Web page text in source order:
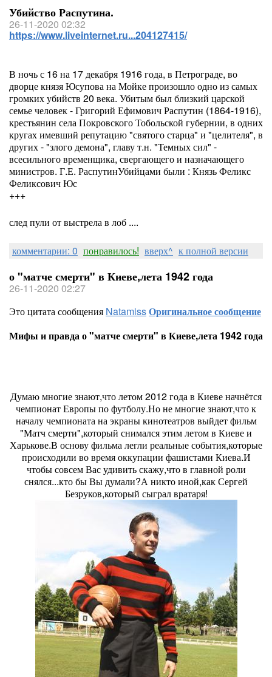
Убийство Распутина.
26-11-2020 02:32
https://www.liveinternet.ru...204127415/
В ночь с 16 на 17 декабря 1916 года, в Петрограде, во
дворце князя Юсупова на Мойке произошло одно из самых
громких убийств 20 века. Убитым был близкий царской
семье человек - Григорий Ефимович Распутин (1864-1916),
крестьянин села Покровского Тобольской губернии, в одних
кругах имевший репутацию "святого старца" и "целителя", в
других - "злого демона", главу т.н. "Темных сил" -
всесильного временщика, свергающего и назначающего
министров. Г.Е. РаспутинУбийцами были : Князь Феликс
Феликсович Юс
+++
след пули от выстрела в лоб ....
комментарии: 0 понравилось! вверх^ к полной версии
о "матче смерти" в Киеве,лета 1942 года
26-11-2020 02:27
Это цитата сообщения NatamissОригинальное сообщение
Мифы и правда о "матче смерти" в Киеве,лета 1942 года
Думаю многие знают,что летом 2012 года в Киеве начнётся
чемпионат Европы по футболу.Но не многие знают,что к
началу чемпионата на экраны кинотеатров выйдет фильм
"Матч смерти",который снимался этим летом в Киеве и
Харькове.В основу фильма легли реальные события,которые
происходили во время оккупации фашистами Киева.И
чтобы совсем Вас удивить скажу,что в главной роли
снялся...кто бы Вы думали?А никто иной,как Сергей
Безруков,который сыграл вратаря!